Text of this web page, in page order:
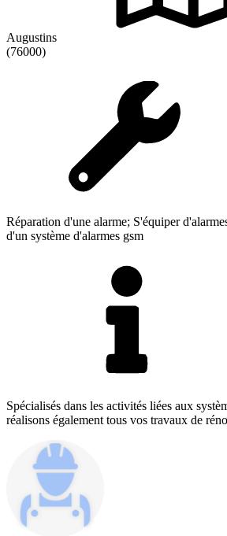
Augustins
(76000)
Réparation d'une alarme; S'équiper
d'un système d'alarmes gsm
Spécialisés dans les activités liées aux
réalisons également tous vos travaux de